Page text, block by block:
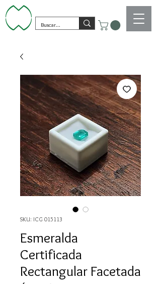
SKU: ICG 015113
Esmeralda
Certificada
Rectangular Facetada